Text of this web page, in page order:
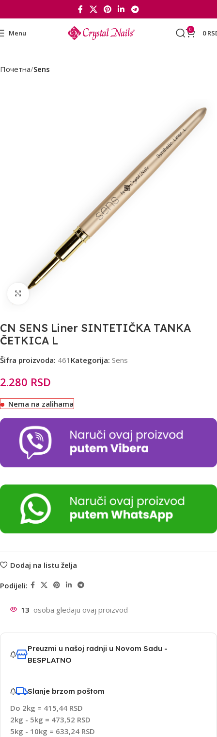
Menu 0 0
Почетна Sens
CN SENS Liner SINTETIČKA TANKA
ČETKICA L
Šifra proizvoda: 461 Kategorija: Sens
2.280 RSD
Nema na zalihama
Dodaj na listu želja
Podijeli:
13 osoba gledaju ovaj proizvod
Preuzmi u našoj radnji u Novom Sadu -
BESPLATNO
Slanje brzom poštom
Do 2kg = 415,44 RSD
2kg - 5kg = 473,52 RSD
5kg - 10kg = 633,24 RSD